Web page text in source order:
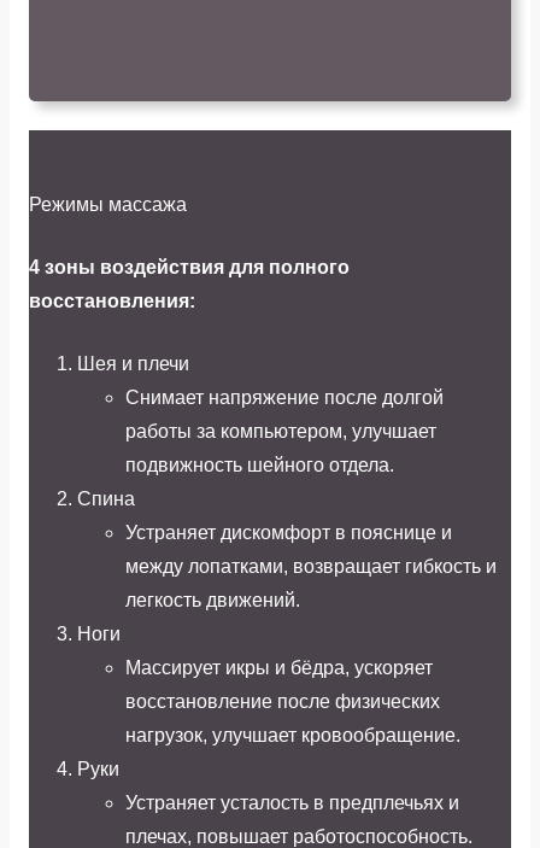
Режимы массажа
4 зоны воздействия для полного
восстановления:
Шея и плечи
Снимает напряжение после долгой
работы за компьютером, улучшает
подвижность шейного отдела.
Спина
Устраняет дискомфорт в пояснице и
между лопатками, возвращает гибкость и
легкость движений.
Ноги
Массирует икры и бёдра, ускоряет
восстановление после физических
нагрузок, улучшает кровообращение.
Руки
Устраняет усталость в предплечьях и
плечах, повышает работоспособность.